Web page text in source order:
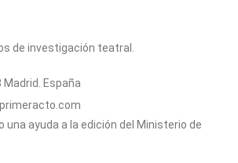
de investigación teatral.
España
una ayuda a la edición del Ministerio de